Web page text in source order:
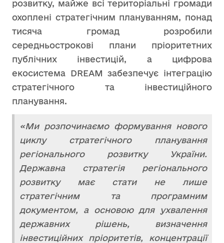
розвитку, майже всі територіальні громади
охоплені стратегічним плануванням, понад
тисяча громад розробили
середньострокові плани пріоритетних
публічних інвестицій, а цифрова
екосистема DREAM забезпечує інтеграцію
стратегічного та інвестиційного
планування.
«Ми розпочинаємо формування нового
циклу стратегічного планування
регіонального розвитку України.
Державна стратегія регіонального
розвитку має стати не лише
стратегічним та програмним
документом, а основою для ухвалення
державних рішень, визначення
інвестиційних пріоритетів, концентрації